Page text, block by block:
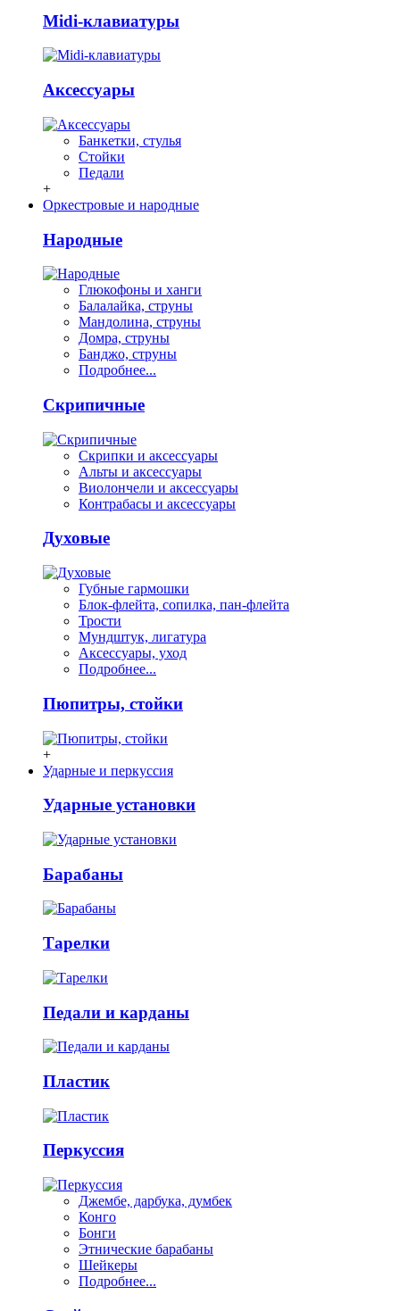
Midi-клавиатуры
Аксессуары
Банкетки, стулья
Стойки
Педали
+
Оркестровые и народные
Народные
Глюкофоны и ханги
Балалайка, струны
Мандолина, струны
Домра, струны
Банджо, струны
Подробнее...
Скрипичные
Скрипки и аксессуары
Альты и аксессуары
Виолончели и аксессуары
Контрабасы и аксессуары
Духовые
Губные гармошки
Блок-флейта, сопилка, пан-флейта
Трости
Мундштук, лигатура
Аксессуары, уход
Подробнее...
Пюпитры, стойки
+
Ударные и перкуссия
Ударные установки
Барабаны
Тарелки
Педали и карданы
Пластик
Перкуссия
Джембе, дарбука, думбек
Конго
Бонги
Этнические барабаны
Шейкеры
Подробнее...